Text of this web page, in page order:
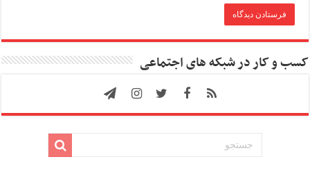
کسب و کار در شبکه های اجتماعی